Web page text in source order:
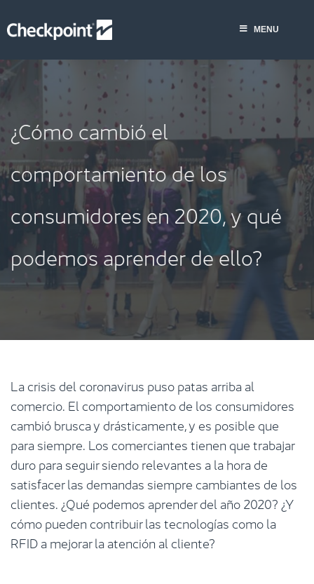
al
MENU
¿Cómo cambió el
comportamiento de los
consumidores en 2020, y qué
podemos aprender de ello?
La crisis del coronavirus puso patas arriba al
comercio. El comportamiento de los consumidores
cambió brusca y drásticamente, y es posible que
para siempre. Los comerciantes tienen que trabajar
duro para seguir siendo relevantes a la hora de
satisfacer las demandas siempre cambiantes de los
clientes. ¿Qué podemos aprender del año 2020? ¿Y
cómo pueden contribuir las tecnologías como la
RFID a mejorar la atención al cliente?